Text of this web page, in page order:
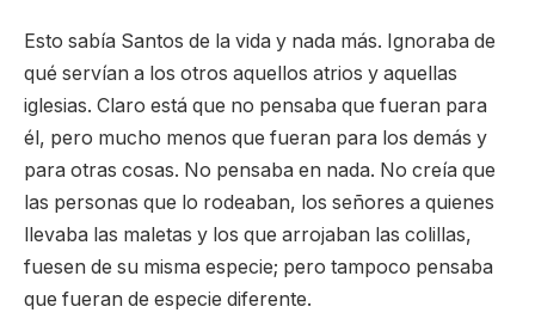
Esto sabía Santos de la vida y nada más. Ignoraba de
qué servían a los otros aquellos atrios y aquellas
iglesias. Claro está que no pensaba que fueran para
él, pero mucho menos que fueran para los demás y
para otras cosas. No pensaba en nada. No creía que
las personas que lo rodeaban, los señores a quienes
llevaba las maletas y los que arrojaban las colillas,
fuesen de su misma especie; pero tampoco pensaba
que fueran de especie diferente.